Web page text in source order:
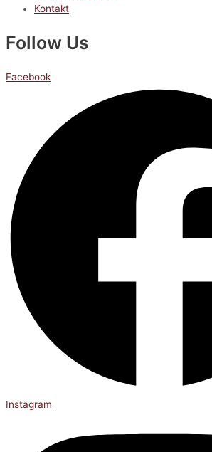
Kontakt
Follow Us
Facebook
Instagram